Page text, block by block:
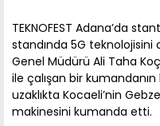
TEKNOFEST Adana’da
standında 5G
Genel Müdürü Ali Taha
ile çalışan bir
uzaklıkta Kocaeli’nin
makinesini kumanda etti.